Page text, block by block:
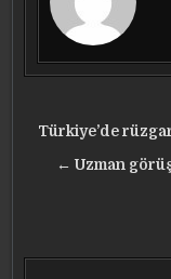
Yazı
gezinmesi
Türkiye’de
← Uzman